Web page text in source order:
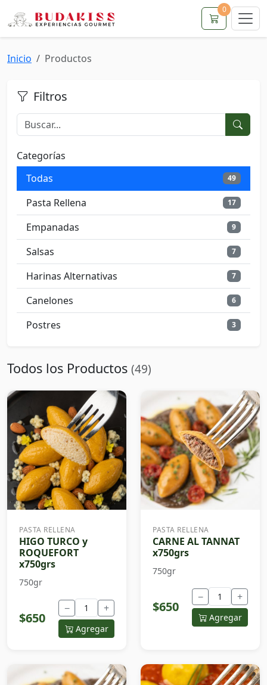
0
Inicio Productos
Filtros
Categorías
Todas
49
Pasta Rellena 17
Empanadas 9
Salsas 7
Harinas Alternativas 7
Canelones 6
Postres 3
Todos los Productos (49)
PASTA RELLENA
HIGO TURCO y
ROQUEFORT
x750grs
750gr
$650
− +
Agregar
PASTA RELLENA
CARNE AL TANNAT
x750grs
750gr
$650
− +
Agregar